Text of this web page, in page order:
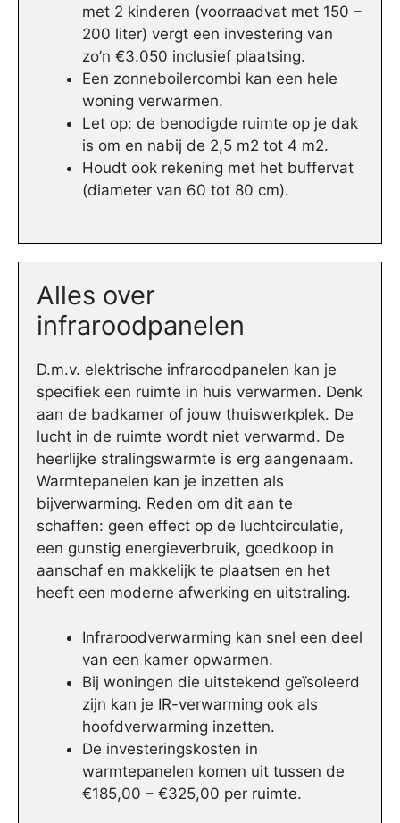
met 2 kinderen (voorraadvat met 150 –
200 liter) vergt een investering van
zo’n €3.050 inclusief plaatsing.
Een zonneboilercombi kan een hele
woning verwarmen.
Let op: de benodigde ruimte op je dak
is om en nabij de 2,5 m2 tot 4 m2.
Houdt ook rekening met het buffervat
(diameter van 60 tot 80 cm).
Alles over
infraroodpanelen
D.m.v. elektrische infraroodpanelen kan je
specifiek een ruimte in huis verwarmen. Denk
aan de badkamer of jouw thuiswerkplek. De
lucht in de ruimte wordt niet verwarmd. De
heerlijke stralingswarmte is erg aangenaam.
Warmtepanelen kan je inzetten als
bijverwarming. Reden om dit aan te
schaffen: geen effect op de luchtcirculatie,
een gunstig energieverbruik, goedkoop in
aanschaf en makkelijk te plaatsen en het
heeft een moderne afwerking en uitstraling.
Infraroodverwarming kan snel een deel
van een kamer opwarmen.
Bij woningen die uitstekend geïsoleerd
zijn kan je IR-verwarming ook als
hoofdverwarming inzetten.
De investeringskosten in
warmtepanelen komen uit tussen de
€185,00 – €325,00 per ruimte.